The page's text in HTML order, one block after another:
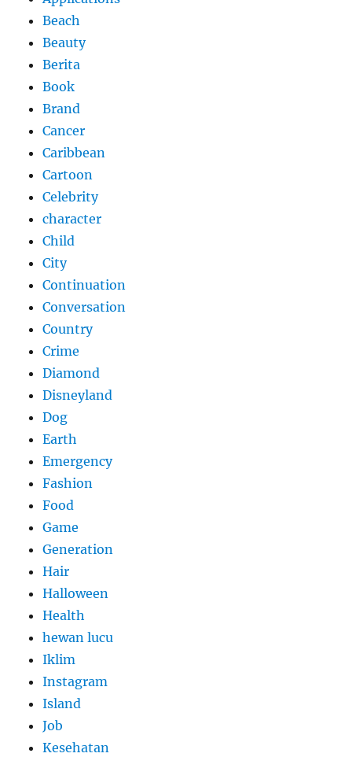
Beach
Beauty
Berita
Book
Brand
Cancer
Caribbean
Cartoon
Celebrity
character
Child
City
Continuation
Conversation
Country
Crime
Diamond
Disneyland
Dog
Earth
Emergency
Fashion
Food
Game
Generation
Hair
Halloween
Health
hewan lucu
Iklim
Instagram
Island
Job
Kesehatan